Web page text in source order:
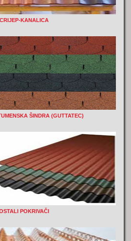
CRIJEP-KANALICA
ŠINDRA (GUTTATEC)
POKRIVAČI